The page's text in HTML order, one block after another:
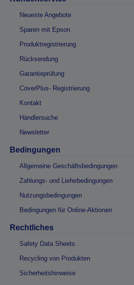
Neueste Angebote
Sparen mit Epson
Produktregistrierung
Rücksendung
Garantieprüfung
CoverPlus- Registrierung
Kontakt
Händlersuche
Newsletter
Bedingungen
Allgemeine Geschäftsbedingungen
Zahlungs- und Lieferbedingungen
Nutzungsbedingungen
Bedingungen für Online-Aktionen
Rechtliches
Safety Data Sheets
Recycling von Produkten
Sicherheitshinweise